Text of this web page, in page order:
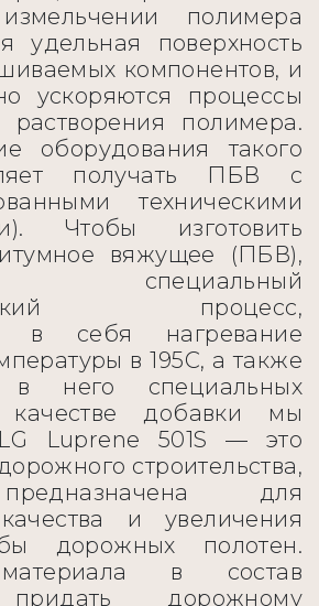
полимера
удельная поверхность
компонентов, и
ускоряются процессы
полимера.
оборудования такого
получать ПБВ с
техническими
Чтобы изготовить
вяжущее (ПБВ),
специальный
процесс,
в себя нагревание
в 195С, а также
в него специальных
добавки мы
Luprene 501S — это
строительства,
для
и увеличения
дорожных полотен.
в состав
придать дорожному